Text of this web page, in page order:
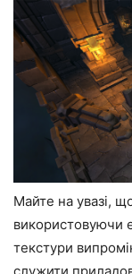
Майте на увазі,
використовуючи
текстури
служити